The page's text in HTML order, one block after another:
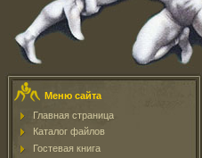
Меню сайта
Главная страница
Каталог файлов
Гостевая книга